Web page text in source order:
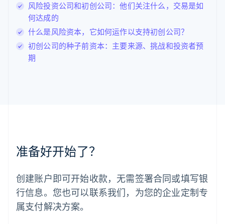
风险投资公司和初创公司：他们关注什么，交易是如
何达成的
什么是风险资本，它如何运作以支持初创公司？
初创公司的种子前资本：主要来源、挑战和投资者预
期
准备好开始了？
创建账户即可开始收款，无需签署合同或填写银
行信息。您也可以联系我们，为您的企业定制专
属支付解决方案。
列支敦士登
DeutschEnglish
卢森堡
Français Deutsch English
罗马尼亚
English
挪威
葡萄牙
Português English
日本
日本語English
瑞典